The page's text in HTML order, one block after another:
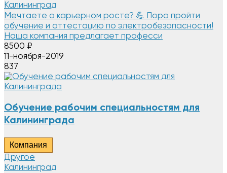
Калининград
Мечтаете о карьерном росте? 💪 Пора пройти
обучение и аттестацию по электробезопасности!
Наша компания предлагает професси
8500 ₽
11-ноября-2019
837
Обучение рабочим специальностям для
Калининграда
Компания
Другое
Калининград